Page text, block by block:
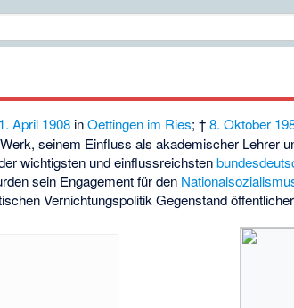
April 1908 inOettingen im Ries; †8. Oktober
seinem Einfluss als akademischer Lehrer
wichtigsten und einflussreichsten
sein Engagement für den
Vernichtungspolitik Gegenstand